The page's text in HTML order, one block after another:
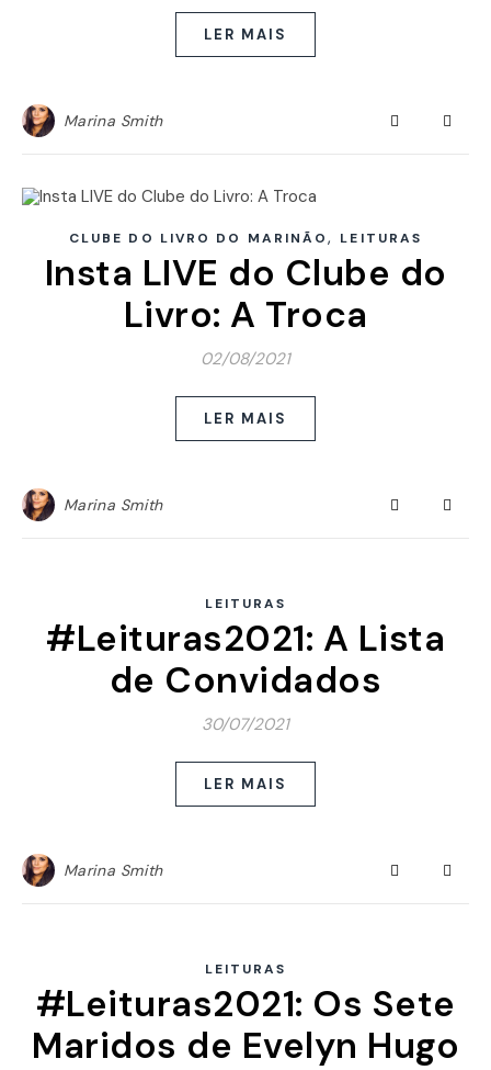
LER MAIS
Marina Smith
CLUBE DO LIVRO DO MARINÃO, LEITURAS
Insta LIVE do Clube do
Livro: A Troca
02/08/2021
LER MAIS
Marina Smith
LEITURAS
#Leituras2021: A Lista
de Convidados
30/07/2021
LER MAIS
Marina Smith
LEITURAS
#Leituras2021: Os Sete
Maridos de Evelyn Hugo